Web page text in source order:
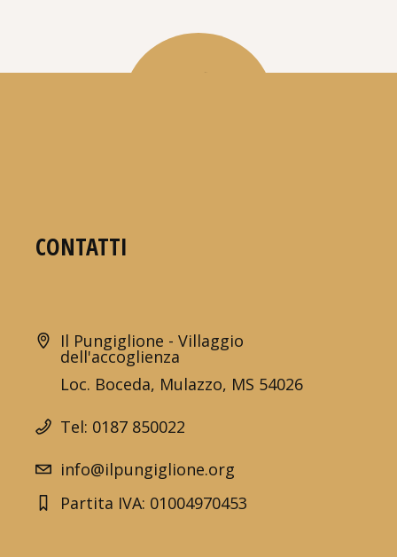
CONTATTI
Il Pungiglione - Villaggio
dell'accoglienza
Loc. Boceda, Mulazzo, MS 54026
Tel: 0187 850022
info@ilpungiglione.org
Partita IVA: 01004970453